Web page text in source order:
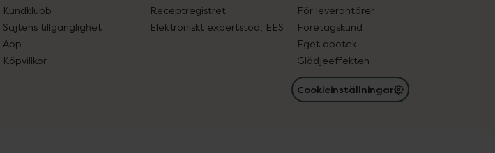
Kundklubb
Sajtens tillgänglighet
App
Köpvillkor
Receptregistret
Elektroniskt expertstöd, EES
För leverantörer
Företagskund
Eget apotek
Glädjeeffekten
Cookieinställningar